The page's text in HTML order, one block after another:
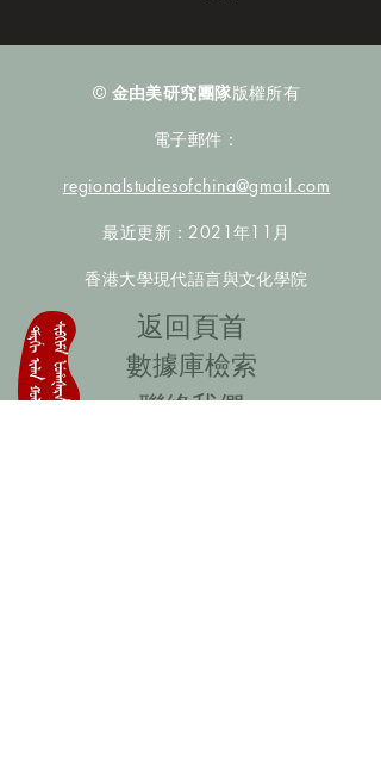
© 金由美研究團隊版權所有
電子郵件：
regionalstudiesofchina@gmail.com
最近更新：2021年11月
香港大學現代語言與文化學院
​返回頁首
數據庫檢索
聯絡我們